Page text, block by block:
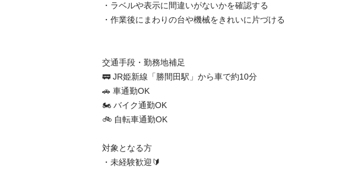
・ラベルや表示に間違いがないかを確認する
・作業後にまわりの台や機械をきれいに片づける
交通手段・勤務地補足
🚃 JR姫新線「勝間田駅」から車で約10分
🚗 車通勤OK
🏍 バイク通勤OK
🚲 自転車通勤OK
対象となる方
・未経験歓迎🔰